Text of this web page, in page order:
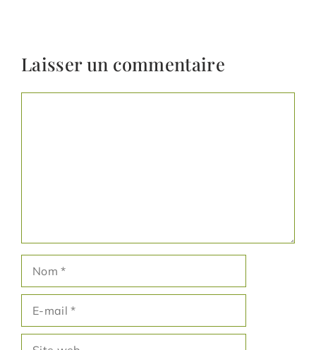
Laisser un commentaire
mail